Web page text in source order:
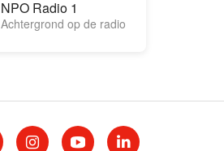
NPO Radio 1
Achtergrond op de radio